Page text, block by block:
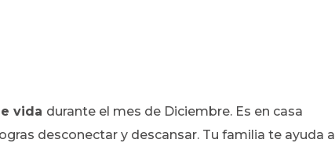
vida durante el mes de Diciembre. Es en casa
desconectar y descansar. Tu familia te ayuda a